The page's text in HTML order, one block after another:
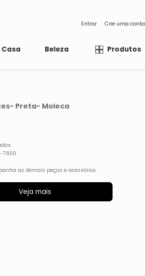
Entrar Crie uma conta
Casa Beleza LiquidaProdutos
Preta- Moleca
7800
as demais peças e acessórios.
Veja mais